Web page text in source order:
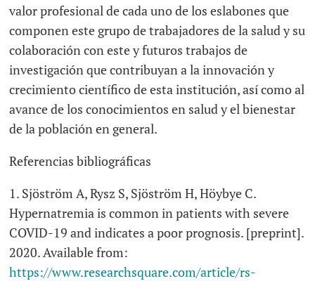
valor profesional de cada uno de los eslabones que
componen este grupo de trabajadores de la salud y su
colaboración con este y futuros trabajos de
investigación que contribuyan a la innovación y
crecimiento científico de esta institución, así como al
avance de los conocimientos en salud y el bienestar
de la población en general.
Referencias bibliográficas
1. Sjöström A, Rysz S, Sjöström H, Höybye C.
Hypernatremia is common in patients with severe
COVID-19 and indicates a poor prognosis. [preprint].
2020. Available from:
https://www.researchsquare.com/article/rs-